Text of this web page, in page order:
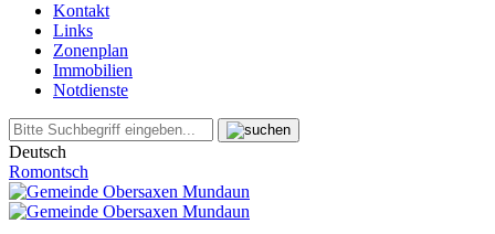
Kontakt
Links
Zonenplan
Immobilien
Notdienste
Deutsch
Romontsch